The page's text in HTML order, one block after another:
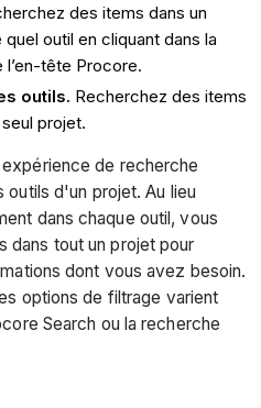
des items dans un
outil en cliquant dans la
l’en-tête Procore.
outils. Recherchez des items
projet.
de recherche
d'un projet. Au lieu
dans chaque outil, vous
dans tout un projet pour
dont vous avez besoin.
options de filtrage varient
Search ou la recherche